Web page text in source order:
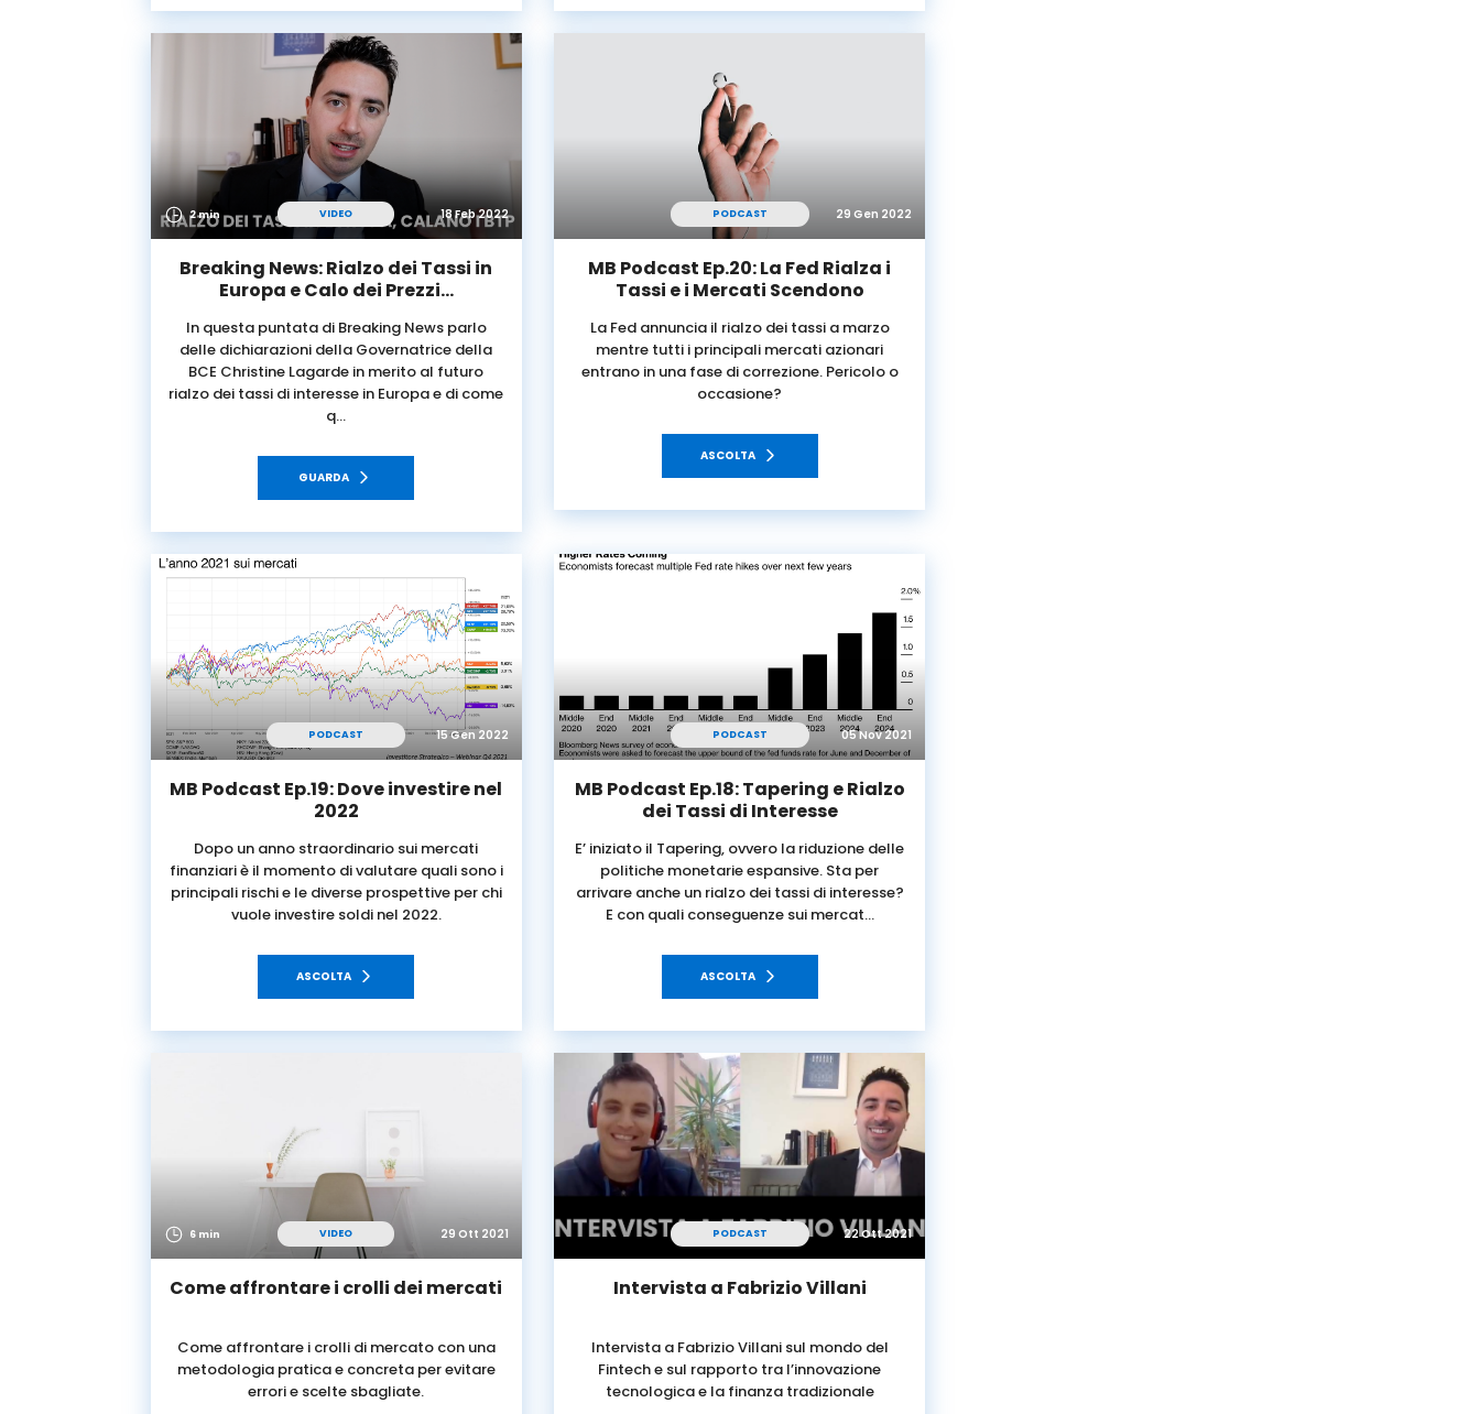
2 min VIDEO 18 Feb 2022
Breaking News: Rialzo dei Tassi in
Europa e Calo dei Prezzi…
In questa puntata di Breaking News parlo
delle dichiarazioni della Governatrice della
BCE Christine Lagarde in merito al futuro
rialzo dei tassi di interesse in Europa e di come
q…
GUARDA
PODCAST 29 Gen 2022
MB Podcast Ep.20: La Fed Rialza i
Tassi e i Mercati Scendono
La Fed annuncia il rialzo dei tassi a marzo
mentre tutti i principali mercati azionari
entrano in una fase di correzione. Pericolo o
occasione?
ASCOLTA
PODCAST 15 Gen 2022
MB Podcast Ep.19: Dove investire nel
2022
Dopo un anno straordinario sui mercati
finanziari è il momento di valutare quali sono i
principali rischi e le diverse prospettive per chi
vuole investire soldi nel 2022.
ASCOLTA
PODCAST 05 Nov 2021
MB Podcast Ep.18: Tapering e Rialzo
dei Tassi di Interesse
E’ iniziato il Tapering, ovvero la riduzione delle
politiche monetarie espansive. Sta per
arrivare anche un rialzo dei tassi di interesse?
E con quali conseguenze sui mercat…
ASCOLTA
6 min VIDEO 29 Ott 2021
Come affrontare i crolli dei mercati
Come affrontare i crolli di mercato con una
metodologia pratica e concreta per evitare
errori e scelte sbagliate.
PODCAST 22 Ott 2021
Intervista a Fabrizio Villani
Intervista a Fabrizio Villani sul mondo del
Fintech e sul rapporto tra l’innovazione
tecnologica e la finanza tradizionale